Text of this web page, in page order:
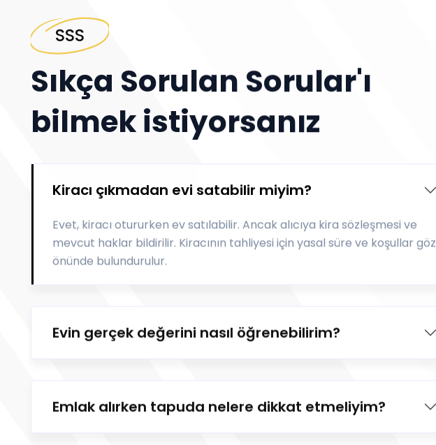
SSS
Sıkça Sorulan Sorular'ı
bilmek istiyorsanız
Kiracı çıkmadan evi satabilir miyim?
Evet, kiracı otururken ev satılabilir. Ancak alıcıya kira sözleşmesi ve
mevcut haklar bildirilir. Kiracının tahliyesi için yasal süre ve koşullar göz
önünde bulundurulur.
Evin gerçek değerini nasıl öğrenebilirim?
Emlak alırken tapuda nelere dikkat etmeliyim?